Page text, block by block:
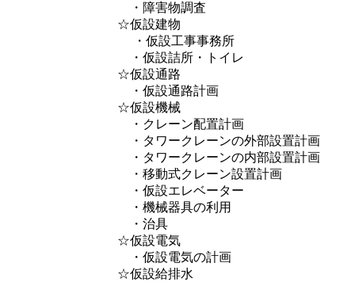
・障害物調査
☆仮設建物
・仮設工事事務所
・仮設詰所・トイレ
☆仮設通路
・仮設通路計画
☆仮設機械
・クレーン配置計画
・タワークレーンの外部設置計画
・タワークレーンの内部設置計画
・移動式クレーン設置計画
・仮設エレベーター
・機械器具の利用
・治具
☆仮設電気
・仮設電気の計画
☆仮設給排水